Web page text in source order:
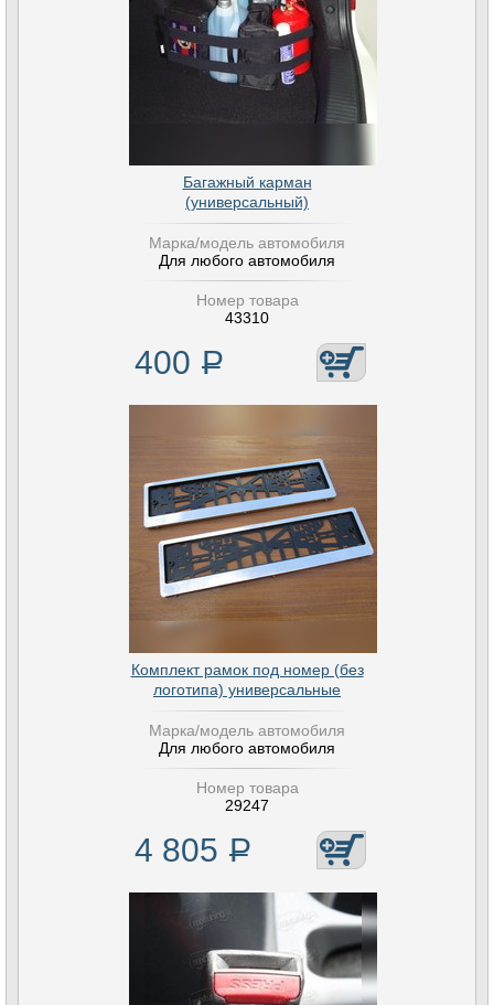
Багажный карман
(универсальный)
Марка/модель автомобиля
Для любого автомобиля
Номер товара
43310
400 Р
Комплект рамок под номер (без
логотипа) универсальные
Марка/модель автомобиля
Для любого автомобиля
Номер товара
29247
4 805 Р